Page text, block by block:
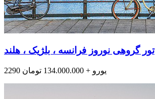
تور گروهی نوروز فرانسه ، بلژیک ، هلند
2290 یورو + 134.000.000 تومان